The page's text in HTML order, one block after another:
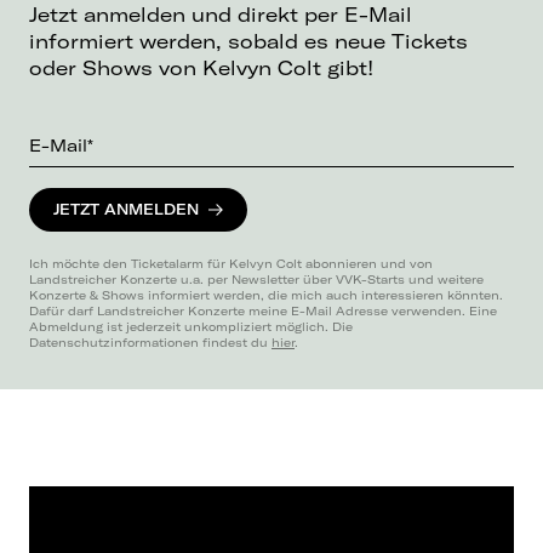
Jetzt anmelden und direkt per E-Mail
informiert werden, sobald es neue Tickets
oder Shows von Kelvyn Colt gibt!
E-Mail*
JETZT ANMELDEN
Ich möchte den Ticketalarm für Kelvyn Colt abonnieren und von
Landstreicher Konzerte u.a. per Newsletter über VVK-Starts und weitere
Konzerte & Shows informiert werden, die mich auch interessieren könnten.
Dafür darf Landstreicher Konzerte meine E-Mail Adresse verwenden. Eine
Abmeldung ist jederzeit unkompliziert möglich. Die
Datenschutzinformationen findest du hier.